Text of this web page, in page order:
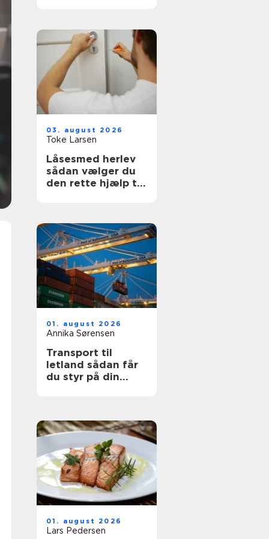
03. august 2026
Toke Larsen
Låsesmed herlev
sådan vælger du
den rette hjælp til
01. august 2026
Annika Sørensen
Transport til
letland sådan får
du styr på din
01. august 2026
Lars Pedersen